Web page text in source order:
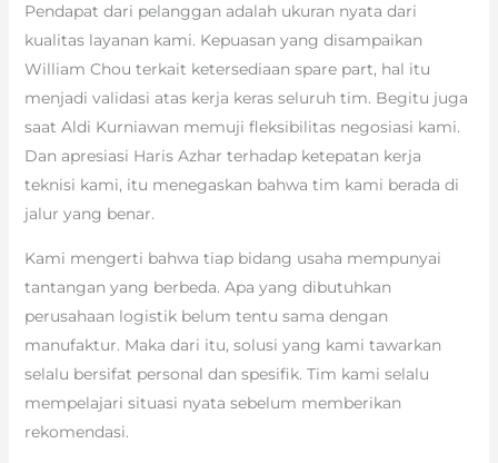
Pendapat dari pelanggan adalah ukuran nyata dari
kualitas layanan kami. Kepuasan yang disampaikan
William Chou terkait ketersediaan spare part, hal itu
menjadi validasi atas kerja keras seluruh tim. Begitu juga
saat Aldi Kurniawan memuji fleksibilitas negosiasi kami.
Dan apresiasi Haris Azhar terhadap ketepatan kerja
teknisi kami, itu menegaskan bahwa tim kami berada di
jalur yang benar.
Kami mengerti bahwa tiap bidang usaha mempunyai
tantangan yang berbeda. Apa yang dibutuhkan
perusahaan logistik belum tentu sama dengan
manufaktur. Maka dari itu, solusi yang kami tawarkan
selalu bersifat personal dan spesifik. Tim kami selalu
mempelajari situasi nyata sebelum memberikan
rekomendasi.